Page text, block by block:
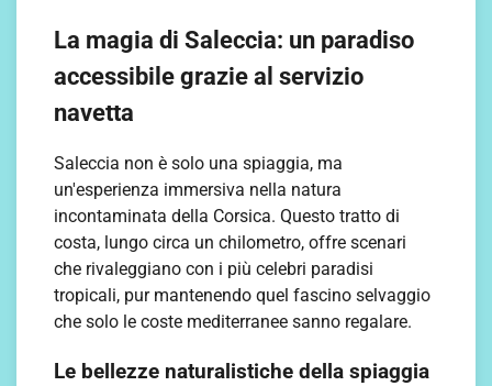
La magia di Saleccia: un paradiso
accessibile grazie al servizio
navetta
Saleccia non è solo una spiaggia, ma
un'esperienza immersiva nella natura
incontaminata della Corsica. Questo tratto di
costa, lungo circa un chilometro, offre scenari
che rivaleggiano con i più celebri paradisi
tropicali, pur mantenendo quel fascino selvaggio
che solo le coste mediterranee sanno regalare.
Le bellezze naturalistiche della spiaggia